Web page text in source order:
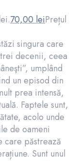
70,00 leiPrețul
singura care
decenii, ceea
umplând
un episod din
prea intensă,
Faptele sunt,
acolo unde
de oameni
care păstrează
Sunt unul